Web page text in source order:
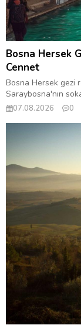
Bosna Hersek
Cennet
Bosna Hersek gezi
Saraybosna'nın
07.08.2026 0